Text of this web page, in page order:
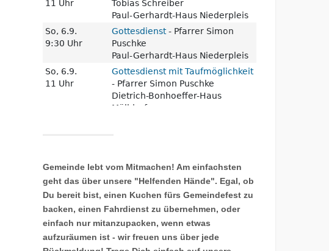
Gemeinde lebt vom Mitmachen! Am einfachsten
geht das über unsere "Helfenden Hände". Egal, ob
Du bereit bist, einen Kuchen fürs Gemeindefest zu
backen, einen Fahrdienst zu übernehmen, oder
einfach nur mitanzupacken, wenn etwas
aufzuräumen ist - wir freuen uns über jede